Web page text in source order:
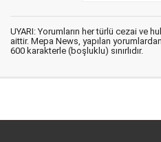
UYARI: Yorumların her türlü cezai ve
aittir. Mepa News, yapılan
600 karakterle (boşluklu) sınırlıdır.